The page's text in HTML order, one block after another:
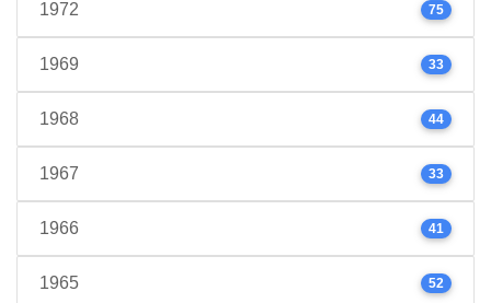
1972 75
1969 33
1968 44
1967 33
1966 41
1965 52